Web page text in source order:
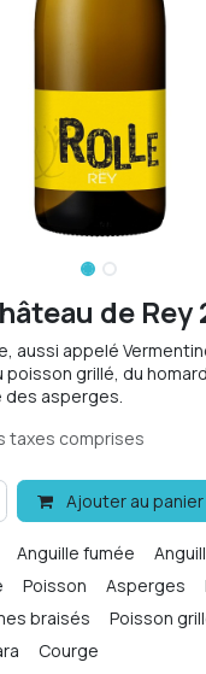
de Rey
aussi appelé
grillé, du
asperges.
taxes comprises
Ajouter au panier
Anguille fumée
Poisson Asperges
braisés
Poisson
Courge